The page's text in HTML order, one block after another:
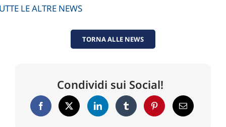
LE ALTRE NEWS
TORNA ALLE NEWS
Condividi sui Social!